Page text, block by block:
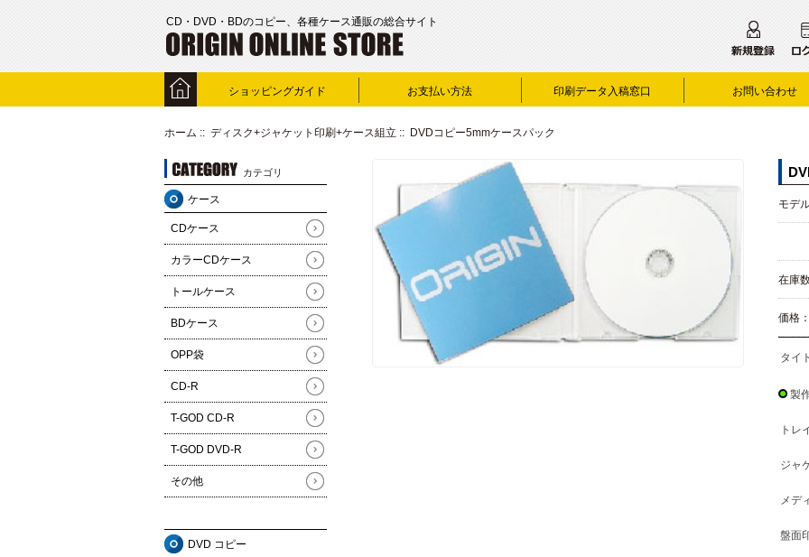
CD・DVD・BDのコピー、各種ケース通販の総合サイト
ショッピングガイド お支払い方法 印刷データ入稿窓口 お問い合わせ
ホーム :: ディスク+ジャケット印刷+ケース組立 :: DVDコピー5mmケースパック
カテゴリ
ケース
CDケース
カラーCDケース
トールケース
BDケース
OPP袋
CD-R
T-GOD CD-R
T-GOD DVD-R
その他
DVD コピー
モデ
在庫
価格
タイ
製
トレ
ジャ
メデ
盤面